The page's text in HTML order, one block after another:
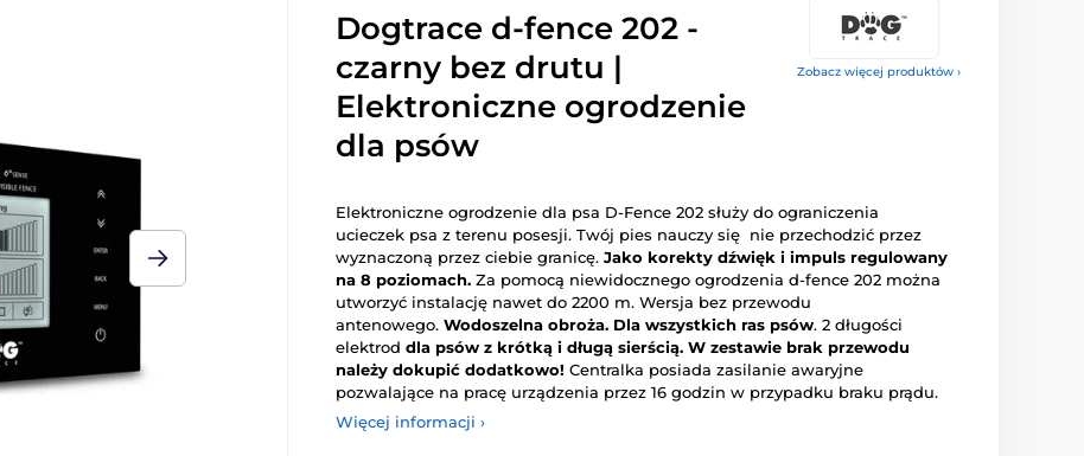
Zobacz więcej produktów ›
Dogtrace d‑fence 202 -
czarny bez drutu |
Elektroniczne ogrodzenie
dla psów
Elektroniczne ogrodzenie dla psa D-Fence 202 służy do ograniczenia
ucieczek psa z terenu posesji. Twój pies nauczy się nie przechodzić przez
wyznaczoną przez ciebie granicę. Jako korekty dźwięk i impuls regulowany
na 8 poziomach. Za pomocą niewidocznego ogrodzenia d-fence 202 można
utworzyć instalację nawet do 2200 m. Wersja bez przewodu
antenowego. Wodoszelna obroża. Dla wszystkich ras psów. 2 długości
elektrod dla psów z krótką i długą sierścią. W zestawie brak przewodu
należy dokupić dodatkowo! Centralka posiada zasilanie awaryjne
pozwalające na pracę urządzenia przez 16 godzin w przypadku braku prądu.
Więcej informacji ›